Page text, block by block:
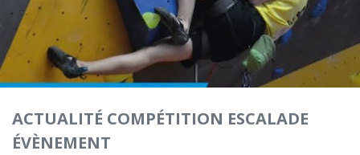
ACTUALITÉ COMPÉTITION ESCALADE
ÉVÈNEMENT